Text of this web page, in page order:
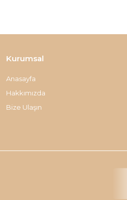
Kurumsal
Anasayfa
Hakkımızda
Bize Ulaşın